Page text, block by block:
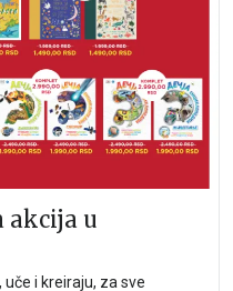
akcija u
i kreiraju, za sve